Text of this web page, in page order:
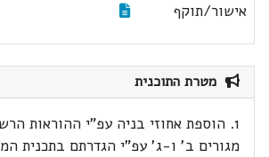
אישור/תוקף
מטרת התוכנית
1. הוספת אחוזי בניה עפ"י ההוראות